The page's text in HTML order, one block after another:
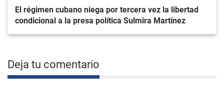
El régimen cubano niega por tercera vez la libertad
condicional a la presa política Sulmira Martínez
Deja tu comentario